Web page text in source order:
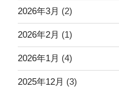
2026年3月 (2)
2026年2月 (1)
2026年1月 (4)
2025年12月 (3)